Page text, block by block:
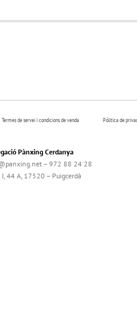
Termes de servei i condicions de venda Pólitica de
Pànxing Cerdanya
– 972 88 24 28
44 A, 17520 – Puigcerdà